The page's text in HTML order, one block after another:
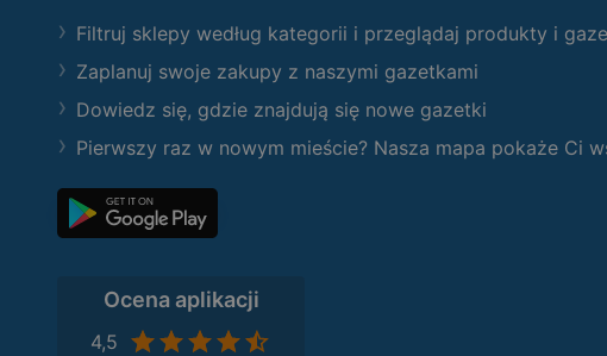
Filtruj sklepy według kategorii i przeglądaj produkty i
Zaplanuj swoje zakupy z naszymi gazetkami
Dowiedz się, gdzie znajdują się nowe gazetki
Pierwszy raz w nowym mieście? Nasza mapa pokaże Ci
Ocena aplikacji
4,5